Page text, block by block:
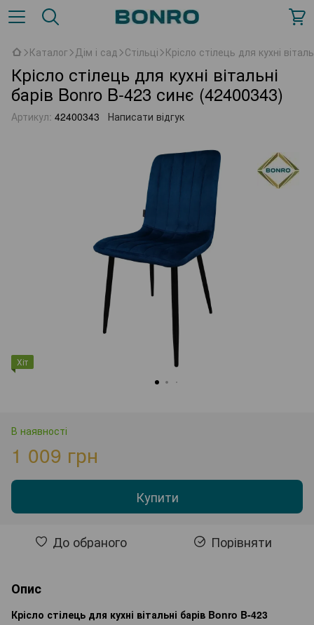
Каталог Дім і сад Стільці Крісло стілець для кухні
Крісло стілець для кухні вітальні
барів Bonro B-423 синє (42400343)
Артикул: 42400343 Написати відгук
Хіт
В наявності
1 009 грн
Купити
До обраного Порівняти
Опис
Крісло стілець для кухні вітальні барів Bonro B-423